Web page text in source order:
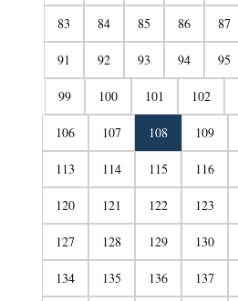
83 84 85 86 87
91 92 93 94 95
99 100 101 102
106 107 108 109
113 114 115 116
120 121 122 123
127 128 129 130
134 135 136 137